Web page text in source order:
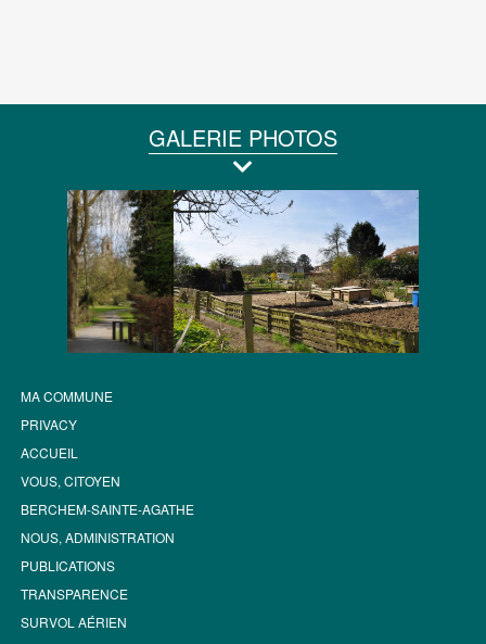
GALERIE PHOTOS
MA COMMUNE
PRIVACY
ACCUEIL
VOUS, CITOYEN
BERCHEM-SAINTE-AGATHE
NOUS, ADMINISTRATION
PUBLICATIONS
TRANSPARENCE
SURVOL AÉRIEN